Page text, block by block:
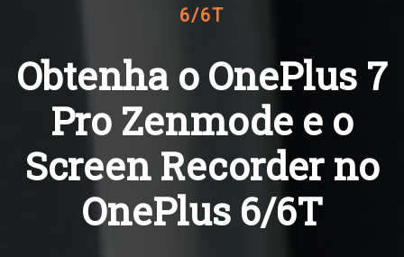
6/6T
Obtenha o OnePlus 7
Pro Zenmode e o
Screen Recorder no
OnePlus 6/6T